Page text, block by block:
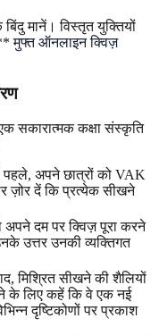
मानें। विस्तृत युक्तियों
**मुफ्त ऑनलाइन क्विज़
सकारात्मक कक्षा संस्कृति
पहले, अपने छात्रों को VAK
ज़ोर दें कि प्रत्येक सीखने
अपने दम पर क्विज़ पूरा करने
उत्तर उनकी व्यक्तिगत
मिश्रित सीखने की शैलियों
के लिए कहें कि वे एक नई
दृष्टिकोणों पर प्रकाश